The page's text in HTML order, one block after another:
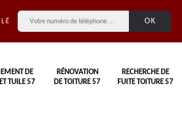
DE
TUILE 57
RÉNOVATION
DE TOITURE 57
RECHERCHE DE
FUITE TOITURE 57